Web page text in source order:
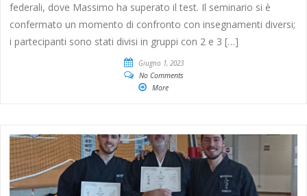
federali, dove Massimo ha superato il test. Il seminario si è
confermato un momento di confronto con insegnamenti diversi;
i partecipanti sono stati divisi in gruppi con 2 e 3 […]
Giugno 1, 2023
No Comments
More